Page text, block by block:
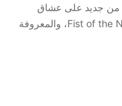
من جديد على عشاق
سلسلة المانغا الأسطورية Fist of the North Star، والمعروفة